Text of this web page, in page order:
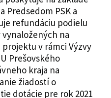
Predsedom PSK a
refundáciu podielu
na
projektu v rámci Výzvy
Prešovského
kraja na
žiadostí o
dotácie pre rok 2021